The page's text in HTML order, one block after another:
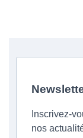
Inscrivez-
nos